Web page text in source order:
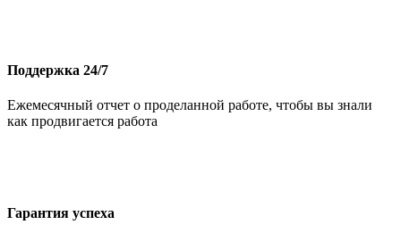
Поддержка 24/7
Ежемесячный отчет о проделанной работе, чтобы вы знали
как продвигается работа
Гарантия успеха